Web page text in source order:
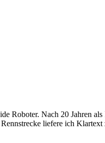
Roboter. Nach 20 Jahren
liefere ich Klartext